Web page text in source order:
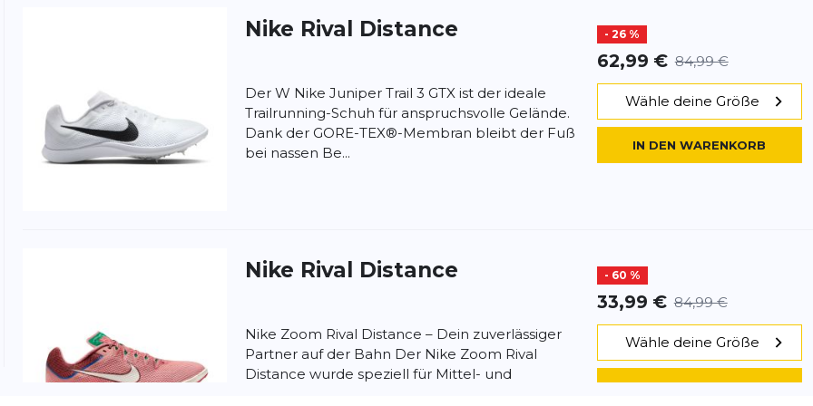
Nike Rival Distance - 26 %
62,99 € 84,99 €
Der W Nike Juniper Trail 3 GTX ist der ideale
Trailrunning-Schuh für anspruchsvolle Gelände.
Dank der GORE-TEX®-Membran bleibt der Fuß
bei nassen Be...
Wähle deine Größe
IN DEN WARENKORB
Nike Rival Distance - 60 %
33,99 € 84,99 €
Nike Zoom Rival Distance – Dein zuverlässiger
Partner auf der Bahn Der Nike Zoom Rival
Distance wurde speziell für Mittel- und
Wähle deine Größe
IN DEN WARENKORB